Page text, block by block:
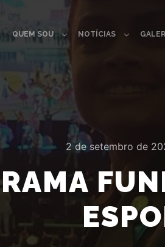
QUEM SOU NOTÍCIAS
2 de setembro de